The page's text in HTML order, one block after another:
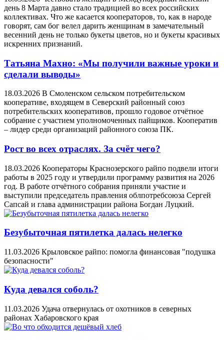
день 8 Марта давно стало традицией во всех российских
коллективах. Что же касается кооператоров, то, как в народе
говорят, сам бог велел дарить женщинам в замечательный
весенний день не только букеты цветов, но и букеты красивых
искренних признаний.
Татьяна Махно: «Мы получили важные уроки и
сделали выводы»
18.03.2026 В Смоленском сельском потребительском
кооперативе, входящем в Северский районный союз
потребительских кооперативов, прошло годовое отчётное
собрание с участием уполномоченных пайщиков. Кооператив
– лидер среди организаций районного союза ПК.
Рост во всех отраслях. За счёт чего?
18.03.2026 Кооператоры Краснозерского райпо подвели итоги
работы в 2025 году и утвердили программу развития на 2026
год. В работе отчётного собрания приняли участие и
выступили председатель правления облпотребсоюза Сергей
Сапсай и глава администрации района Богдан Луцкий.
Безубыточная пятилетка далась нелегко
11.03.2026 Крыловское райпо: помогла финансовая "подушка
безопасности"
Куда девался соболь?
11.03.2026 Удача отвернулась от охотников в северных
районах Хабаровского края